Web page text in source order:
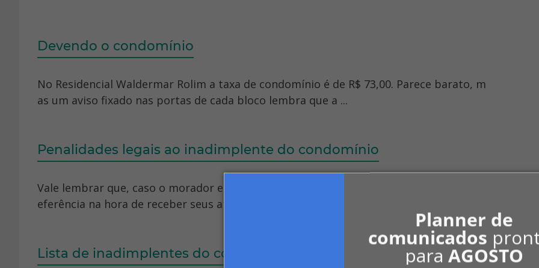
Planner de
comunicados
paraAGOSTO
Devendo o condomínio
No Residencial Waldermar Rolim a taxa de condomínio é de R$ 73,00. Parece barato, m
as um aviso fixado nas portas de cada bloco lembra que a ...
Penalidades legais ao inadimplente do condomínio
Vale lembrar que, caso o morador esteja devendo para terceiros, o condomínio tem pr
eferência na hora de receber seus atrasados. 7) Inscrição no SPC/ ...
Lista de inadimplentes do condomínio